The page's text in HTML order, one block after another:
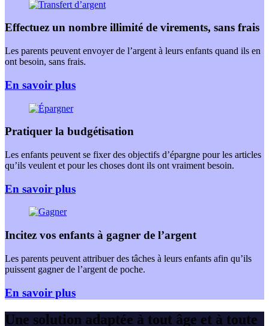
Effectuez un nombre illimité de virements, sans frais
Les parents peuvent envoyer de l’argent à leurs enfants quand ils en
ont besoin, sans frais.
En savoir plus
Pratiquer la budgétisation
Les enfants peuvent se fixer des objectifs d’épargne pour les articles
qu’ils veulent et pour les choses dont ils ont vraiment besoin.
En savoir plus
Incitez vos enfants à gagner de l’argent
Les parents peuvent attribuer des tâches à leurs enfants afin qu’ils
puissent gagner de l’argent de poche.
En savoir plus
Une solution adaptée à tout âge et à toute